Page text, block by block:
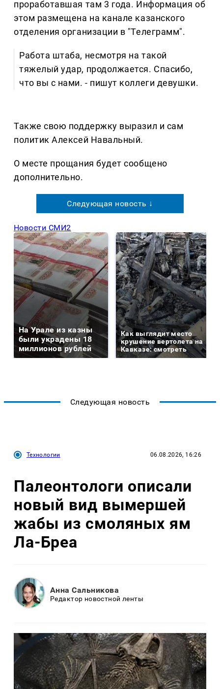
проработавшая там 3 года. Информация об
этом размещена на канале казанского
отделения организации в "Телеграмм".
Работа штаба, несмотря на такой
тяжелый удар, продолжается. Спасибо,
что вы с нами. - пишут коллеги девушки.
Также свою поддержку выразил и сам
политик Алексей Навальный.
О месте прощания будет сообщено
дополнительно.
Следующая новость ↓
Новости СМИ2
На Урале из казны
были украдены 18
миллионов рублей
Как выглядит место
крушение вертолета на
Кавказе: смотреть
Следующая новость
Технологии 06.08.2026, 16:26
Палеонтологи описали
новый вид вымершей
жабы из смоляных ям
Ла-Бреа
Анна Сальникова
Редактор новостной ленты